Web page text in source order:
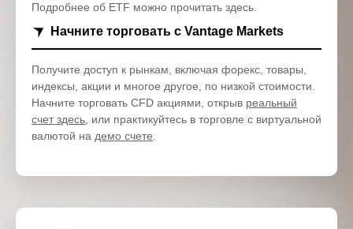
Подробнее об ETF можно прочитать здесь.
Начните торговать с Vantage Markets
Получите доступ к рынкам, включая форекс, товары,
индексы, акции и многое другое, по низкой стоимости.
Начните торговать CFD акциями, открыв реальный
счет здесь , или практикуйтесь в торговле с виртуальной
валютой на демо счете